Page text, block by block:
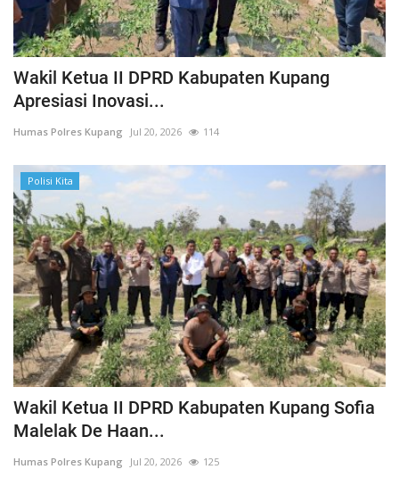
Wakil Ketua II DPRD Kabupaten Kupang
Apresiasi Inovasi...
Humas Polres Kupang Jul 20, 2026 114
Polisi Kita
Wakil Ketua II DPRD Kabupaten Kupang Sofia
Malelak De Haan...
Humas Polres Kupang Jul 20, 2026 125